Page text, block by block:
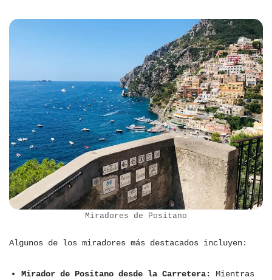
Miradores de Positano
Algunos de los miradores más destacados incluyen:
Mirador de Positano desde la Carretera:
Mientras